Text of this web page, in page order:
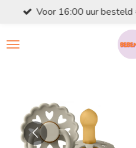
naar
Voor 16:00 uur besteld